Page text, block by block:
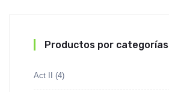
Productos por categorías
Act II (4)